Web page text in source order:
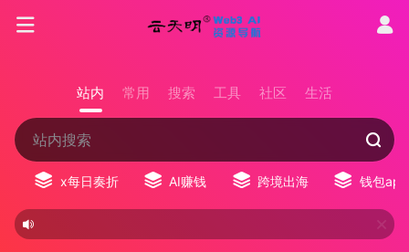
站内 常用 搜索 工具 社区 生活
x每日奏折 AI赚钱 跨境出海 钱包app